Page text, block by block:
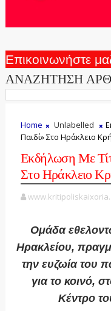
Επικοινωνήστε
ΑΝΑΖΗΤΗΣΗ
Home Unlabelled
Παιδί» Στο Ηράκλειο
Εκδήλωση Με
Στο Ηράκλειο
Ομάδα
Ηρακλείου,
την ευζωία του
για το κοινό,
Κέντρο